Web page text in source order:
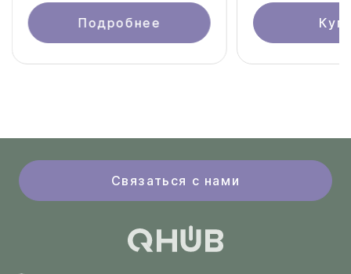
Подробнее
Связаться с нами